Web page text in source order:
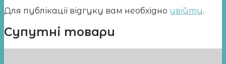
Для публікації відгуку вам необхідно увійти.
Супутні товари